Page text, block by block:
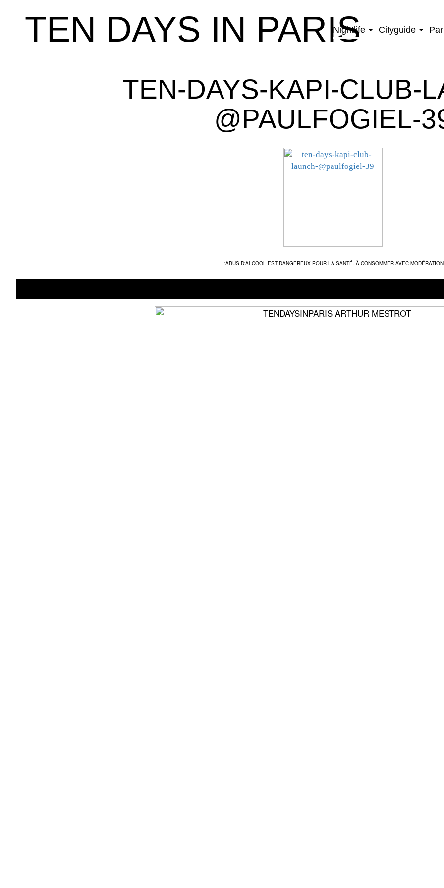
TEN DAYS IN PARIS
Nightlife Cityguide
TEN-DAYS-KAPI-CLUB-
@PAULFOGIEL-
L'ABUS D'ALCOOL EST DANGEREUX POUR LA SANTÉ. À CONSOMMER AVEC